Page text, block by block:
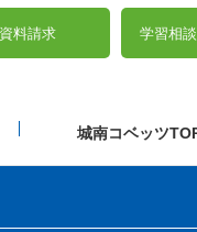
資料請求 学習相談
城南コベッツ